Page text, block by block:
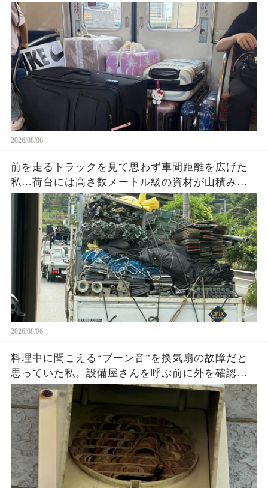
旅行客の荷物が乗降口を塞ぎ、周囲が避け続けた
理由に考えさせられた
2026/08/06
前を走るトラックを見て思わず車間距離を広げた
私…荷台には高さ数メートル級の資材が山積み。
『これ大丈夫？』と不安になり撮影した1枚の写真
を見返して気づいた危険な状態とは…
2026/08/06
料理中に聞こえる“ブーン音”を換気扇の故障だと
思っていた私。設備屋さんを呼ぶ前に外を確認し
た瞬間、家の壁にあった想像外の正体に絶句…放
置していたら大変なことになっていたかもしれな
い